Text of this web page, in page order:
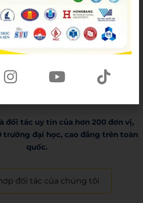
028 38 38 38 77
weset.edu.vn/
tin ngay hoặcđăng ký tư vấn
đối tác uy tín của hơn 200 đơn vị,
trường đại học, cao đẳng trên toàn
quốc.​
đối tác của chúng tôi